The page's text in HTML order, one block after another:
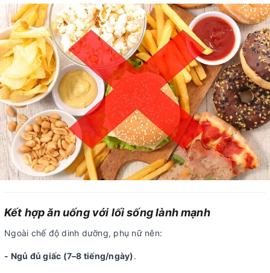
Kết hợp ăn uống với lối sống lành mạnh
Ngoài chế độ dinh dưỡng, phụ nữ nên:
- Ngủ đủ giấc (7–8 tiếng/ngày).